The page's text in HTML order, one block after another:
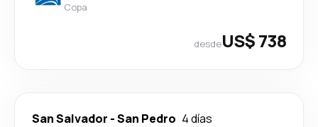
Copa
desdeUS$ 738
San Salvador -San Pedro 4 días